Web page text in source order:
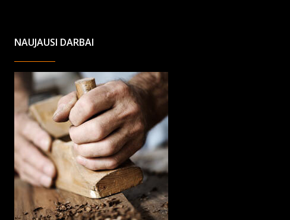
NAUJAUSI DARBAI